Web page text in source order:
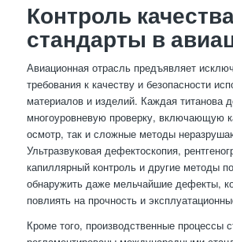
Контроль
стандарты в
Авиационная отрасль предъявляет
требования к качеству и безопасности
материалов и изделий. Каждая титанова
многоуровневую проверку, включающую
осмотр, так и сложные методы
Ультразвуковая дефектоскопия,
капиллярный контроль и другие методы
обнаружить даже мельчайшие дефекты,
повлиять на прочность и
Кроме того, производственные процессы